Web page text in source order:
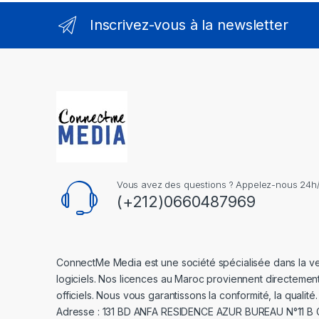
Inscrivez-vous à la newsletter
Vous avez des questions ? Appelez-nous
(+212)0660487969
ConnectMe Media est une société spécialisée dans la
logiciels. Nos licences au Maroc proviennent
officiels. Nous vous garantissons la conformité, la qualité.
Adresse : 131 BD ANFA RESIDENCE AZUR BUREAU N°11 B